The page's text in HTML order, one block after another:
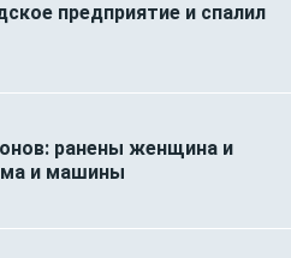
предприятие и спалил
ранены женщина и
и машины